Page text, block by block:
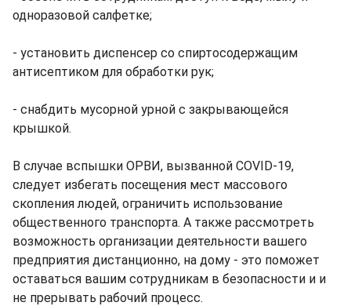
одноразовой салфетке;
- установить диспенсер со спиртосодержащим
антисептиком для обработки рук;
- снабдить мусорной урной с закрывающейся
крышкой.
В случае вспышки ОРВИ, вызванной COVID-19,
следует избегать посещения мест массового
скопления людей, ограничить использование
общественного транспорта. А также рассмотреть
возможность организации деятельности вашего
предприятия дистанционно, на дому - это поможет
оставаться вашим сотрудникам в безопасности и и
не прерывать рабочий процесс.